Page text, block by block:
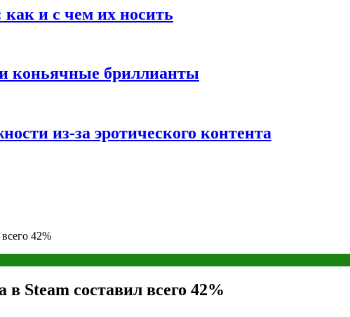
и с чем их носить
коньячные бриллианты
из-за эротического контента
42%
Steam составил всего 42%